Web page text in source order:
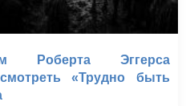
Роберта Эггерса
«Трудно быть